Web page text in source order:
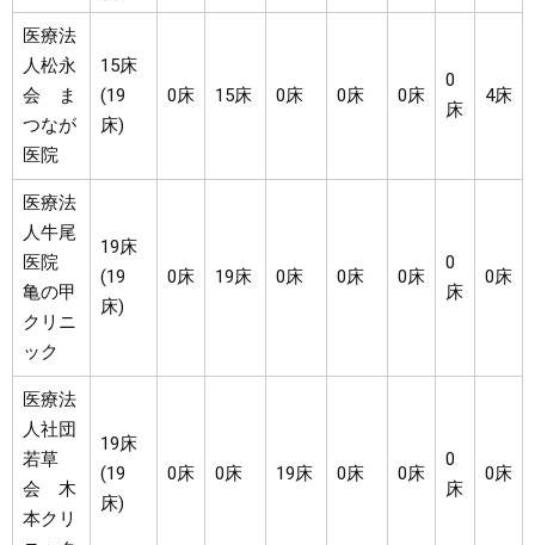
医療法
人松永
会 ま
つなが
医院
15床
(19
床)
0床 15床 0床 0床 0床
0
床
4床
医療法
人牛尾
医院
亀の甲
クリニ
ック
19床
(19
床)
0床 19床 0床 0床 0床
0
床
0床
医療法
人社団
若草
会 木
本クリ
19床
(19
床)
0床 0床 19床 0床 0床
0
床
0床